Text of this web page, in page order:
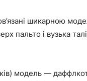
шикарною
і вузька
модель —